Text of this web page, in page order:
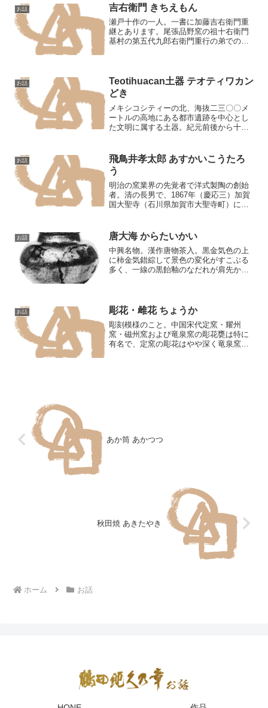
町の陶器の諸窯も平戸唐津とい...
お話 吉右衛門 きちえもん
瀬戸十作の一人。一書に加藤吉右衛門重
継とあります。尾張品野窯の祖十右衛門
基村の第五代九郎右衛門重行の弟でのち
お話
Teotihuacan土器 テオティワカン
どき
メキシコシティーの北、海抜二三〇〇メ
ートルの高地にある都市遺跡を中心とし
た文明に属する土器。紀元前後から十世
りのある大きな首や胴に不釣合いを思わ
せるものがある。色は黒・...
お話
飛鳥井孝太郎 あすかいこうたろ
う
明治の窯業界の先覚者で洋式製陶の創始
者。清の長男で、1867年（慶応三）加賀
国大聖寺（石川県加賀市大聖寺町）に生
年（同二九）森村組に入り翌年ドイツに
留学、さらに...
お話 唐大海 からたいかい
中興名物。漢作唐物茶入。黒金気色の上
に柿金気錯綜して景色の変化がすこぶる
多く、一線の黒飴釉のなだれが肩先から
中から尾関文右衛門雅...
お話 彫花・雌花 ちょうか
彫刻模様のこと。中国宋代定窯・耀州
窯・磁州窯および竜泉窯の彫花甕は特に
有名で、定窯の彫花はやや深く竜泉窯の
あか筒 あかつつ
秋田焼 あきたやき
ホーム お話